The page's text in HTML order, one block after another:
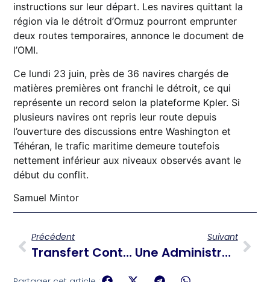
instructions sur leur départ. Les navires quittant la
région via le détroit d’Ormuz pourront emprunter
deux routes temporaires, annonce le document de
l’OMI.
Ce lundi 23 juin, près de 36 navires chargés de
matières premières ont franchi le détroit, ce qui
représente un record selon la plateforme Kpler. Si
plusieurs navires ont repris leur route depuis
l’ouverture des discussions entre Washington et
Téhéran, le trafic maritime demeure toutefois
nettement inférieur aux niveaux observés avant le
début du conflit.
Samuel Mintor
Précédent
Transfert Contesté De Dimitri Vorbe Et Accusations Contre L’ICE
Suivant
Une Administration Publique Au Cœur Des Enjeux De Gouvernance En Haïti